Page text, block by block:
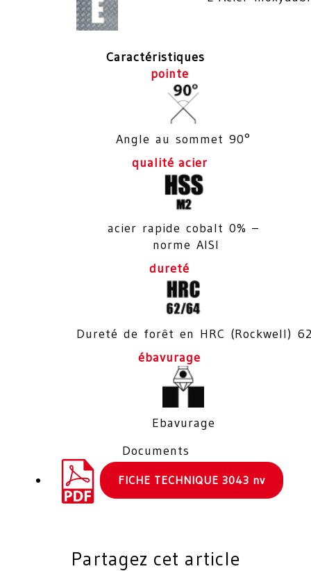
Caractéristiques
pointe
Angle au sommet 90°
qualité acier
acier rapide cobalt 0% –
norme AISI
dureté
Dureté de forêt en HRC (Rockwell)
ébavurage
Ebavurage
Documents
FICHE TECHNIQUE 3043 nv
Partagez cet article